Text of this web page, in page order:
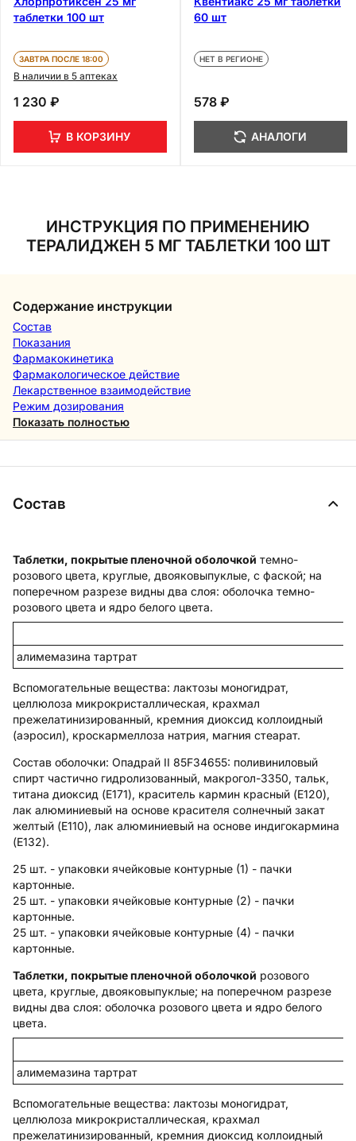
таблетки 100 шт
ЗАВТРА ПОСЛЕ 18:00
В наличии в 5 аптеках
1 230 ₽
В КОРЗИНУ
60 шт
НЕТ В РЕГИОНЕ
578 ₽
АНАЛОГИ
ИНСТРУКЦИЯ ПО ПРИМЕНЕНИЮ
ТЕРАЛИДЖЕН 5 МГ ТАБЛЕТКИ 100 ШТ
Содержание инструкции
Состав
Показания
Фармакокинетика
Фармакологическое действие
Лекарственное взаимодействие
Режим дозирования
Показать полностью
Состав
Таблетки, покрытые пленочной оболочкой темно-
розового цвета, круглые, двояковыпуклые, с фаской; на
поперечном разрезе видны два слоя: оболочка темно-
розового цвета и ядро белого цвета.
алимемазина тартрат
Вспомогательные вещества: лактозы моногидрат,
целлюлоза микрокристаллическая, крахмал
прежелатинизированный, кремния диоксид коллоидный
(аэросил), кроскармеллоза натрия, магния стеарат.
Состав оболочки: Опадрай II 85F34655: поливиниловый
спирт частично гидролизованный, макрогол-3350, тальк,
титана диоксид (E171), краситель кармин красный (E120),
лак алюминиевый на основе красителя солнечный закат
желтый (E110), лак алюминиевый на основе индигокармина
(E132).
25 шт. - упаковки ячейковые контурные (1) - пачки
картонные.
25 шт. - упаковки ячейковые контурные (2) - пачки
картонные.
25 шт. - упаковки ячейковые контурные (4) - пачки
картонные.
Таблетки, покрытые пленочной оболочкой розового
цвета, круглые, двояковыпуклые; на поперечном разрезе
видны два слоя: оболочка розового цвета и ядро белого
цвета.
алимемазина тартрат
Вспомогательные вещества: лактозы моногидрат,
целлюлоза микрокристаллическая, крахмал
прежелатинизированный, кремния диоксид коллоидный